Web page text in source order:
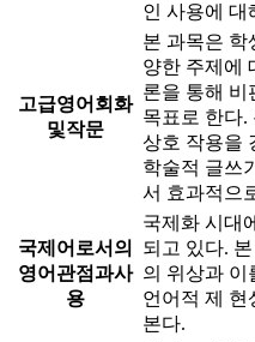
인 사용에 대
고급영어회화
및작문
본 과목은 학
양한 주제에
론을 통해 비
목표로 한다.
상호 작용을
학술적 글쓰
서 효과적으
국제어로서의
영어관점과사
용
국제화 시대
되고 있다.
의 위상과 이
언어적 제 현
본다.